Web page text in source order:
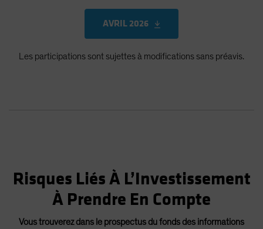
AVRIL 2026
Les participations sont sujettes à modifications sans préavis.
Risques Liés À L’Investissement
À Prendre En Compte
Vous trouverez dans le prospectus du fonds des informations